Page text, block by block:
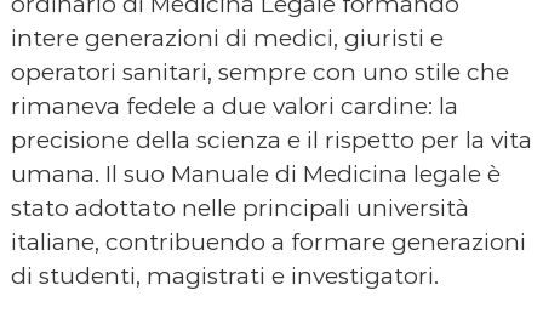
intere generazioni di medici, giuristi e
operatori sanitari, sempre con uno stile che
rimaneva fedele a due valori cardine: la
precisione della scienza e il rispetto per la vita
umana. Il suo Manuale di Medicina legale è
stato adottato nelle principali università
italiane, contribuendo a formare generazioni
di studenti, magistrati e investigatori.